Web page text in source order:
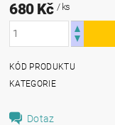
680 Kč / ks
KÓD PRODUKTU
KATEGORIE
Dotaz